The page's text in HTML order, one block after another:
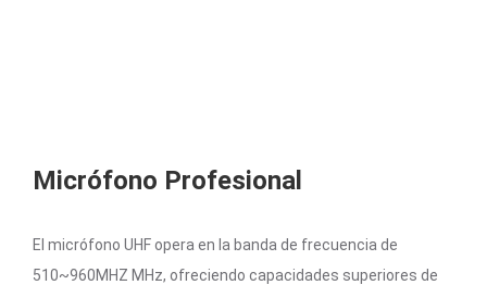
Micrófono Profesional
El micrófono UHF opera en la banda de frecuencia de
510~960MHZ MHz, ofreciendo capacidades superiores de